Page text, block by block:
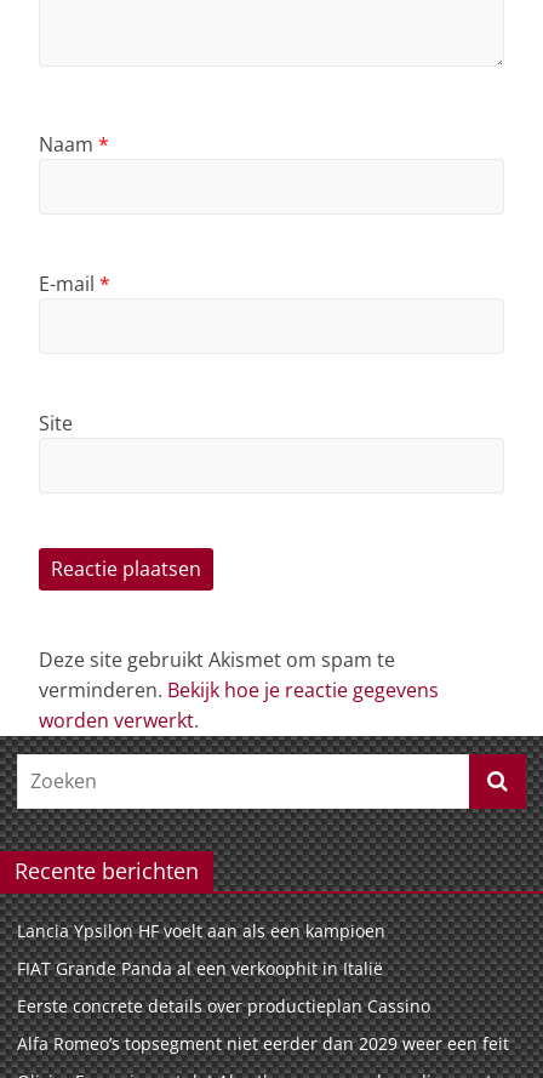
Naam *
E-mail *
Site
Deze site gebruikt Akismet om spam te
verminderen. Bekijk hoe je reactie gegevens
worden verwerkt.
Recente berichten
Lancia Ypsilon HF voelt aan als een kampioen
FIAT Grande Panda al een verkoophit in Italië
Eerste concrete details over productieplan Cassino
Alfa Romeo’s topsegment niet eerder dan 2029 weer een feit